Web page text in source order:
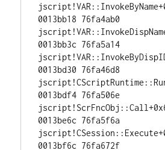
0013bb18 76fa4ab0
0013bb3c 76fa5a14
0013bd30 76fa46d8
0013bdf4 76fa506e
0013be6c 76fa5f6a
0013bf6c 76fa672f